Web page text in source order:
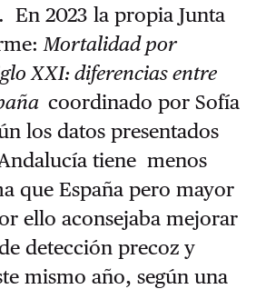
En 2023 la propia Junta
Mortalidad por
XXI: diferencias entre
coordinado por Sofía
los datos presentados
tiene menos
que España pero mayor
ello aconsejaba mejorar
detección precoz y
mismo año, según una